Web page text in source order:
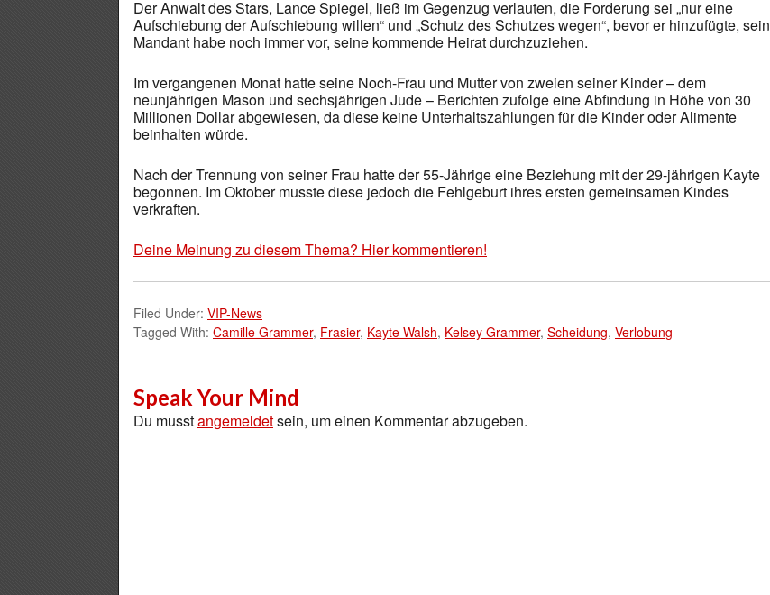
Der Anwalt des Stars, Lance Spiegel, ließ im Gegenzug verlauten, die Forderung sei „nur eine
Aufschiebung der Aufschiebung willen“ und „Schutz des Schutzes wegen“, bevor er hinzufügte, sein
Mandant habe noch immer vor, seine kommende Heirat durchzuziehen.
Im vergangenen Monat hatte seine Noch-Frau und Mutter von zweien seiner Kinder – dem
neunjährigen Mason und sechsjährigen Jude – Berichten zufolge eine Abfindung in Höhe von 30
Millionen Dollar abgewiesen, da diese keine Unterhaltszahlungen für die Kinder oder Alimente
beinhalten würde.
Nach der Trennung von seiner Frau hatte der 55-Jährige eine Beziehung mit der 29-jährigen Kayte
begonnen. Im Oktober musste diese jedoch die Fehlgeburt ihres ersten gemeinsamen Kindes
verkraften.
Deine Meinung zu diesem Thema? Hier kommentieren!
Filed Under: VIP-News
Tagged With: Camille Grammer, Frasier, Kayte Walsh, Kelsey Grammer, Scheidung, Verlobung
Speak Your Mind
Du musstangemeldetsein, um einen Kommentar abzugeben.